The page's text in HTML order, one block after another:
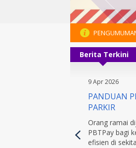
Berita Terkini
9 Apr 2026
PANDUAN
PARKIR
Orang ramai
PBTPay bagi
efisien di